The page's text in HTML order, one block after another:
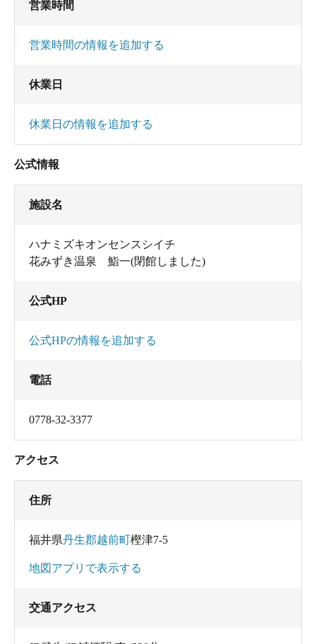
営業時間
営業時間の情報を追加する
休業日
休業日の情報を追加する
公式情報
施設名
ハナミズキオンセンスシイチ
花みずき温泉 鮨一(閉館しました)
公式HP
公式HPの情報を追加する
電話
0778-32-3377
アクセス
住所
福井県丹生郡越前町樫津7-5
地図アプリで表示する
交通アクセス